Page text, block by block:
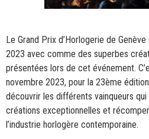
Le Grand Prix d’Horlogerie de
2023 avec comme des superbes
présentées lors de cet événement.
novembre 2023, pour la 23ème édition
découvrir les différents vainqueurs
créations exceptionnelles et
l’industrie horlogère contemporaine.